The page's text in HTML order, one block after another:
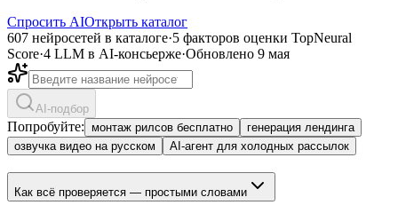
Спросить AIОткрыть каталог
607 нейросетей в каталоге·5 факторов оценки TopNeural
Score·4 LLM в AI-консьерже·Обновлено 9 мая
AI-подбор
Попробуйте: монтаж рилсов бесплатно
генерация лендинга
озвучка видео на русском
AI-агент для холодных рассылок
Как всё проверяется — простыми словами